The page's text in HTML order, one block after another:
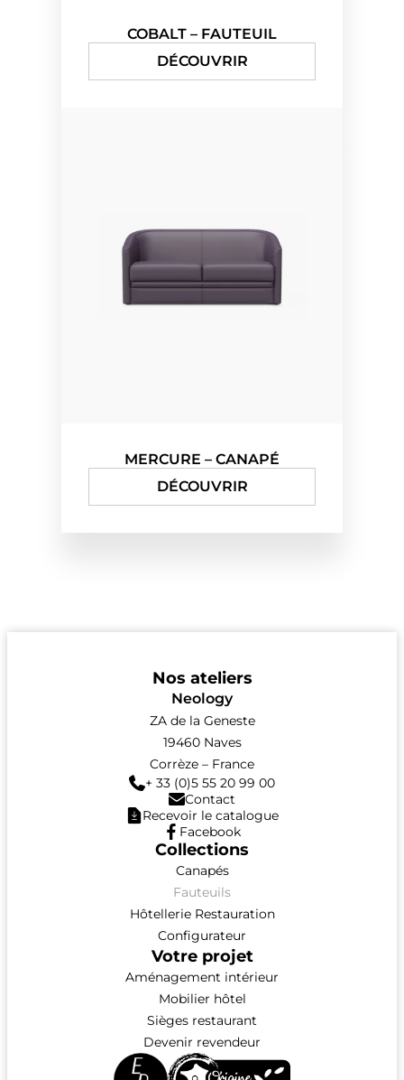
COBALT – FAUTEUIL
DÉCOUVRIR
MERCURE – CANAPÉ
DÉCOUVRIR
Nos ateliers
Neology
ZA de la Geneste
19460 Naves
Corrèze – France
+ 33 (0)5 55 20 99 00
Contact
Recevoir le catalogue
Facebook
Collections
Canapés
Fauteuils
Hôtellerie Restauration
Configurateur
Votre projet
Aménagement intérieur
Mobilier hôtel
Sièges restaurant
Devenir revendeur